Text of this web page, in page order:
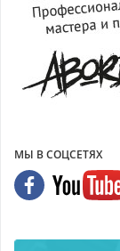
МЫ В СОЦСЕТЯХ